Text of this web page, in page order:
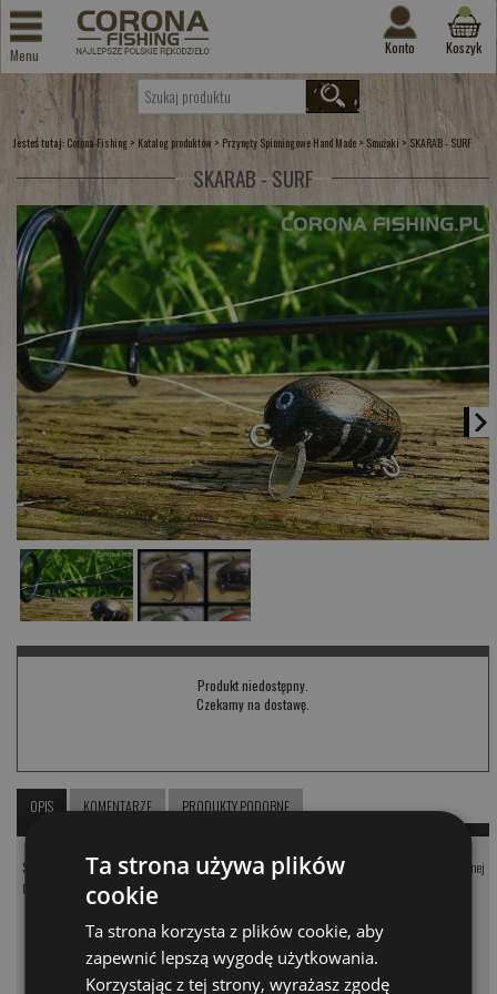
Menu Konto Koszyk
Jesteś tutaj: Corona-Fishing > Katalog produktów > Przynęty Spinningowe Hand Made > Smużaki > SKARAB - SURF
SKARAB - SURF
Produkt niedostępny.
Czekamy na dostawę.
OPIS KOMENTARZE PRODUKTY PODOBNE
Smużak na klenie i jazie.Woblerek pływający Skarab Surf. Woblerek pracuje na samej
powierzchni wody.
KOMENTARZE
Ta strona używa plików
cookie
Ta strona korzysta z plików cookie, aby
zapewnić lepszą wygodę użytkowania.
Korzystając z tej strony, wyrażasz zgodę